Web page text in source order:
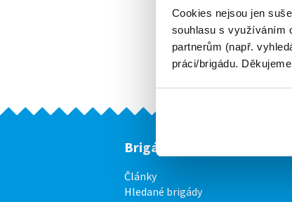
Cookies nejsou jen
souhlasu s využíváním
partnerům (např.
práci/brigádu.
Brigádníci
Články
Hledané brigády